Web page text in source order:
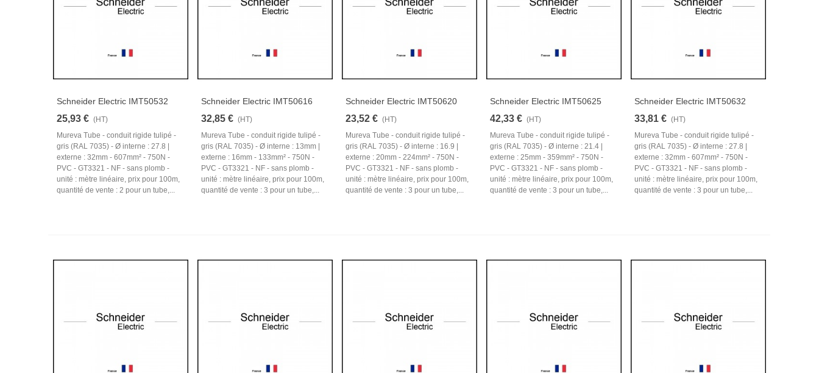
Schneider Electric IMT50532
25,93 € (HT)
Mureva Tube - conduit rigide tulipé -
gris (RAL 7035) - Ø interne : 27.8 |
externe : 32mm - 607mm² - 750N -
PVC - GT3321 - NF - sans plomb -
unité : mètre linéaire, prix pour 100m,
quantité de vente : 2 pour un tube,...
Schneider Electric IMT50616
32,85 € (HT)
Mureva Tube - conduit rigide tulipé -
gris (RAL 7035) - Ø interne : 13mm |
externe : 16mm - 133mm² - 750N -
PVC - GT3321 - NF - sans plomb -
unité : mètre linéaire, prix pour 100m,
quantité de vente : 3 pour un tube,...
Schneider Electric IMT50620
23,52 € (HT)
Mureva Tube - conduit rigide tulipé -
gris (RAL 7035) - Ø interne : 16.9 |
externe : 20mm - 224mm² - 750N -
PVC - GT3321 - NF - sans plomb -
unité : mètre linéaire, prix pour 100m,
quantité de vente : 3 pour un tube,...
Schneider Electric IMT50625
42,33 € (HT)
Mureva Tube - conduit rigide tulipé -
gris (RAL 7035) - Ø interne : 21.4 |
externe : 25mm - 359mm² - 750N -
PVC - GT3321 - NF - sans plomb -
unité : mètre linéaire, prix pour 100m,
quantité de vente : 3 pour un tube,...
Schneider Electric IMT50632
33,81 € (HT)
Mureva Tube - conduit rigide tulipé -
gris (RAL 7035) - Ø interne : 27.8 |
externe : 32mm - 607mm² - 750N -
PVC - GT3321 - NF - sans plomb -
unité : mètre linéaire, prix pour 100m,
quantité de vente : 3 pour un tube,...